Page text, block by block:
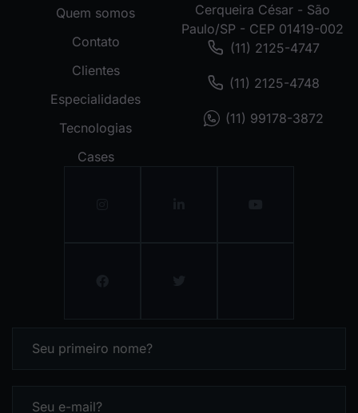
Quem somos
Contato
Clientes
Especialidades
Tecnologias
Cases
Cerqueira César - São
Paulo/SP - CEP 01419-002
(11) 2125-4747
(11) 2125-4748
(11) 99178-3872